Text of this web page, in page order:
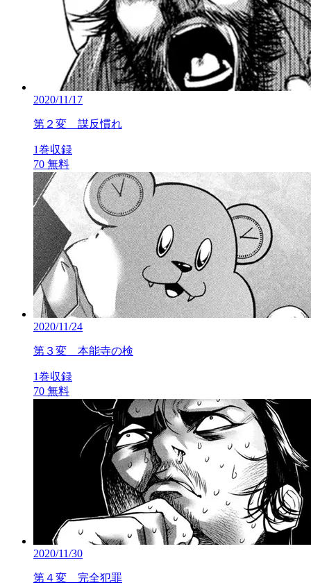
2020/11/17
第２変 謀反慣れ
1巻収録
70 無料
2020/11/24
第３変 本能寺の検
1巻収録
70 無料
2020/11/30
第４変 完全犯罪